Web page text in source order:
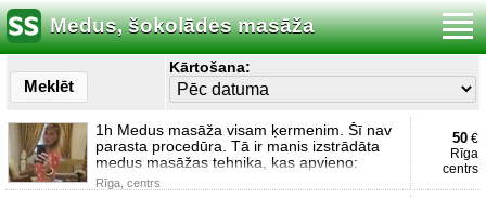
Medus, šokolādes masāža
Meklēt
Kārtošana:
1h Medus masāža visam ķermenim. Šī nav
parasta procedūra. Tā ir manis izstrādāta
medus masāžas tehnika, kas apvieno:
Rīga, centrs
50 €
Rīga
centrs